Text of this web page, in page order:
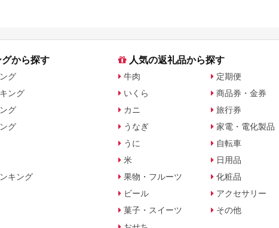
から探す
グ
ング
グ
グ
キング
人気の返礼品から探す
牛肉
いくら
カニ
うなぎ
うに
米
果物・フルーツ
ビール
菓子・スイーツ
定期便
商品券・金券
旅行券
家電・電化製品
自転車
日用品
化粧品
アクセサリー
その他